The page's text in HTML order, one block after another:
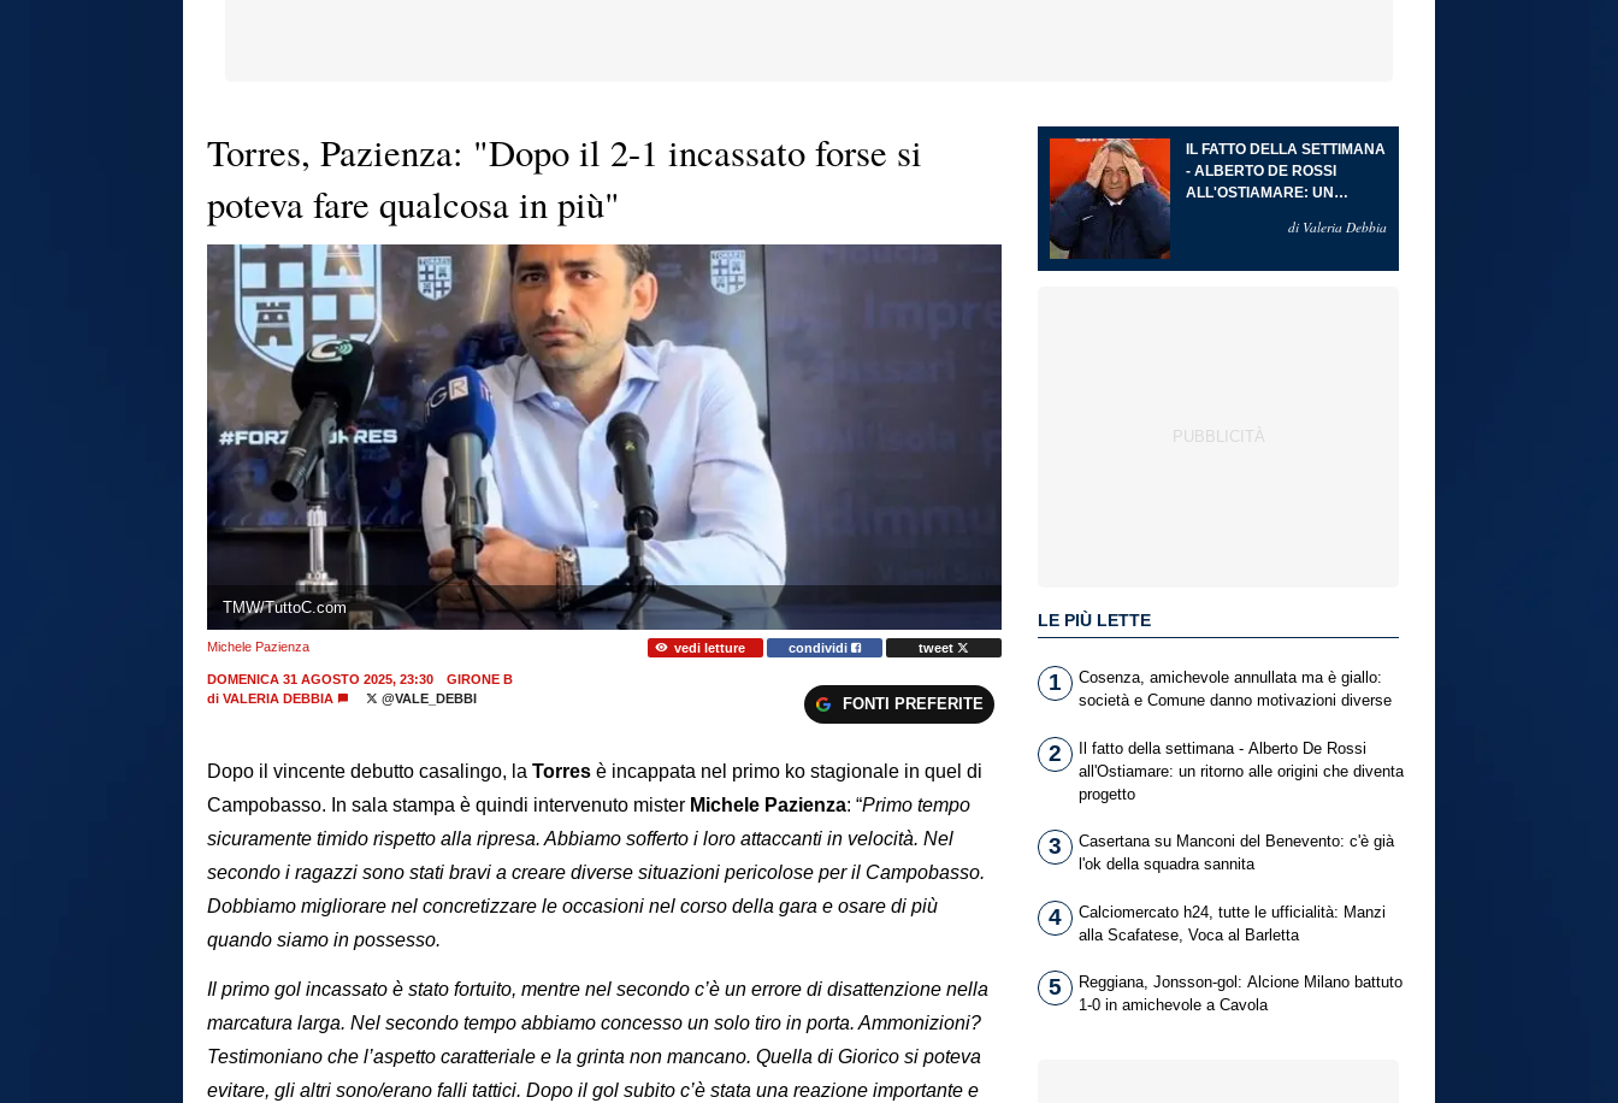
Torres, Pazienza: "Dopo il 2-1 incassato forse si
poteva fare qualcosa in più"
TMW/TuttoC.com
Michele Pazienza vedi letture condividi tweet
DOMENICA 31 AGOSTO 2025, 23:30
GIRONE B
di VALERIA DEBBIA @VALE_DEBBI FONTI PREFERITE
Dopo il vincente debutto casalingo, la Torres è incappata nel primo ko stagionale in quel di
Campobasso. In sala stampa è quindi intervenuto mister Michele Pazienza: “Primo tempo
sicuramente timido rispetto alla ripresa. Abbiamo sofferto i loro attaccanti in velocità. Nel
secondo i ragazzi sono stati bravi a creare diverse situazioni pericolose per il Campobasso.
Dobbiamo migliorare nel concretizzare le occasioni nel corso della gara e osare di più
quando siamo in possesso.
Il primo gol incassato è stato fortuito, mentre nel secondo c’è un errore di disattenzione nella
marcatura larga. Nel secondo tempo abbiamo concesso un solo tiro in porta. Ammonizioni?
Testimoniano che l’aspetto caratteriale e la grinta non mancano. Quella di Giorico si poteva
evitare, gli altri sono/erano falli tattici. Dopo il gol subito c’è stata una reazione importante e
IL FATTO DELLA SETTIMANA
- ALBERTO DE ROSSI
ALL'OSTIAMARE: UN
DIVENTA PROGETTOdi Valeria Debbia
LE PIÙ LETTE
1
Cosenza, amichevole annullata ma è giallo:
società e Comune danno motivazioni diverse
2
Il fatto della settimana - Alberto De Rossi
all'Ostiamare: un ritorno alle origini che diventa
progetto
3
Casertana su Manconi del Benevento: c'è già
l'ok della squadra sannita
4
Calciomercato h24, tutte le ufficialità: Manzi
alla Scafatese, Voca al Barletta
5
Reggiana, Jonsson-gol: Alcione Milano battuto
1-0 in amichevole a Cavola